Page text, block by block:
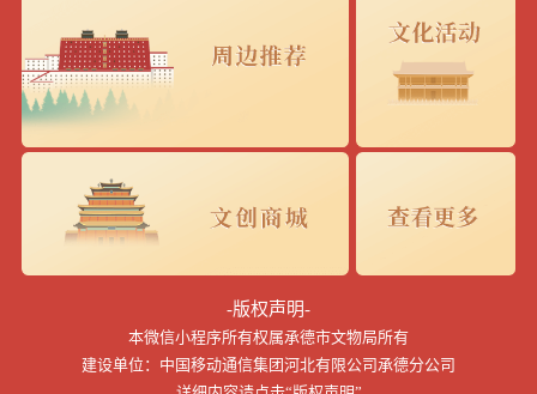
-版权声明-
本微信小程序所有权属承德市文物局所有
建设单位：中国移动通信集团河北有限公司承德分公司